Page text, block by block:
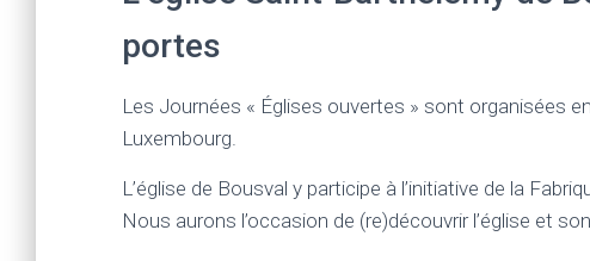
portes
Les Journées « Églises ouvertes » sont organisées
Luxembourg.
L’église de Bousval y participe à l’initiative de la
Nous aurons l’occasion de (re)découvrir l’église et